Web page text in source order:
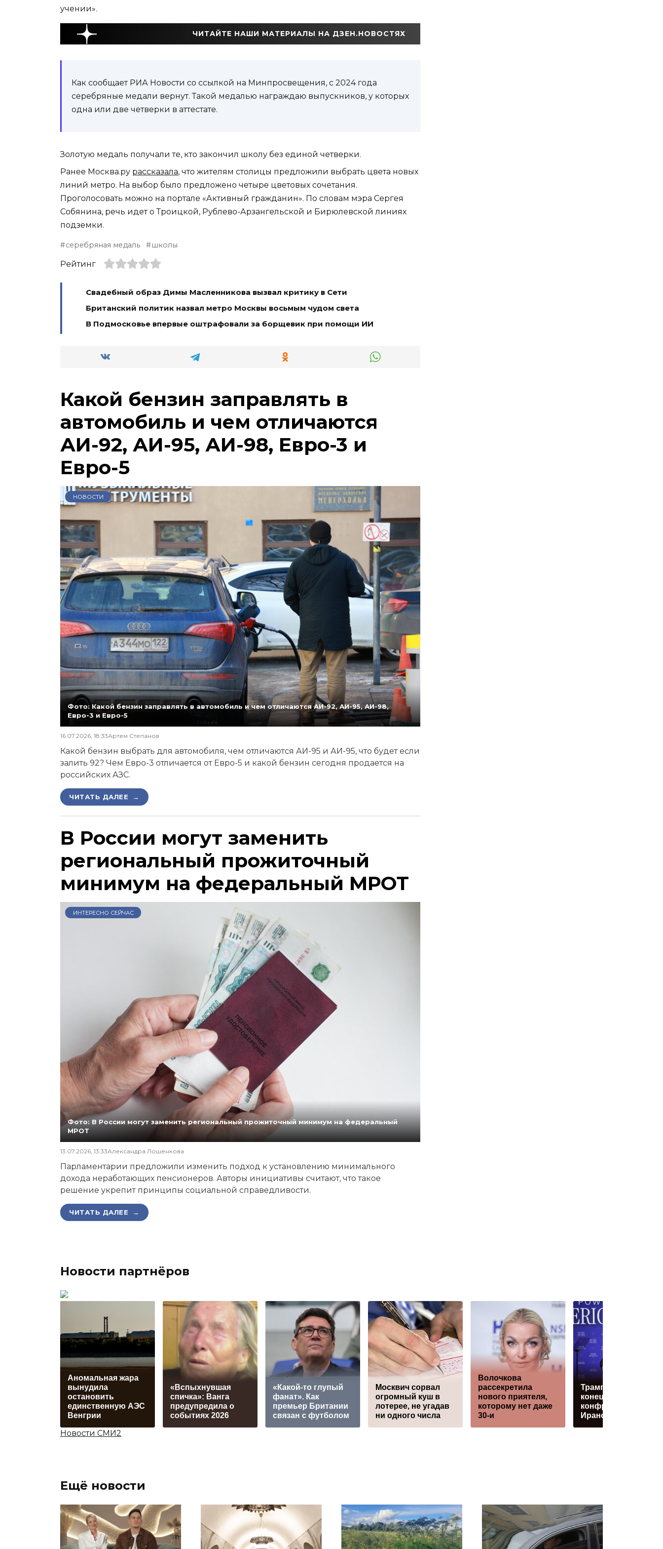
учении».
ЧИТАЙТЕ НАШИ МАТЕРИАЛЫ НА ДЗЕН.НОВОСТЯХ
Как сообщает РИА Новости со ссылкой на Минпросвещения, с 2024 года
серебряные медали вернут. Такой медалью награждаю выпускников, у которых
одна или две четверки в аттестате.
Золотую медаль получали те, кто закончил школу без единой четверки.
Ранее Москва.ру рассказала, что жителям столицы предложили выбрать цвета новых
линий метро. На выбор было предложено четыре цветовых сочетания.
Проголосовать можно на портале «Активный гражданин». По словам мэра Сергея
Собянина, речь идет о Троицкой, Рублево-Арзангельской и Бирюлевской линиях
подземки.
серебряная медаль школы
Рейтинг
Свадебный образ Димы Масленникова вызвал критику в Сети
Британский политик назвал метро Москвы восьмым чудом света
В Подмосковье впервые оштрафовали за борщевик при помощи ИИ
Какой бензин заправлять в
автомобиль и чем отличаются
АИ-92, АИ-95, АИ-98, Евро-3 и
Евро-5
НОВОСТИ
Фото: Какой бензин заправлять в автомобиль и чем отличаются АИ-92, АИ-95, АИ-98,
Евро-3 и Евро-5
16.07.2026, 18:33Артем Степанов
Какой бензин выбрать для автомобиля, чем отличаются АИ-95 и АИ-95, что будет если
залить 92? Чем Евро-3 отличается от Евро-5 и какой бензин сегодня продается на
российских АЗС.
ЧИТАТЬ ДАЛЕЕ →
В России могут заменить
региональный прожиточный
минимум на федеральный МРОТ
ИНТЕРЕСНО СЕЙЧАС
Фото: В России могут заменить региональный прожиточный минимум на федеральный
МРОТ
13.07.2026, 13:33Александра Лошенкова
Парламентарии предложили изменить подход к установлению минимального
дохода неработающих пенсионеров. Авторы инициативы считают, что такое
решение укрепит принципы социальной справедливости.
ЧИТАТЬ ДАЛЕЕ →
Новости партнёров
Аномальная жара
вынудила
остановить
единственную АЭС
Венгрии
«Вспыхнувшая
спичка»: Ванга
предупредила о
событиях 2026
«Какой-то глупый
фанат». Как
премьер Британии
связан с футболом
Москвич сорвал
огромный куш в
лотерее, не угадав
ни одного числа
Волочкова
рассекретила
нового приятеля,
которому нет даже
30-и
Трамп: возможный
конец
конфронтации с
Ираном
Новости СМИ2
Ещё новости